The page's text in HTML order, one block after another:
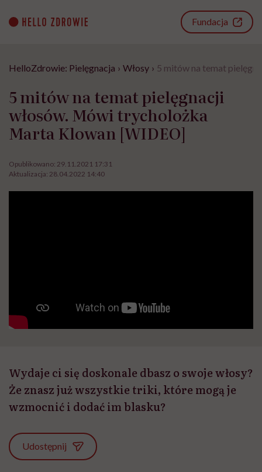
content
Fundacja
HelloZdrowie: Pielęgnacja › Włosy › 5 mitów na temat
5 mitów na temat pielęgnacji
włosów. Mówi trycholożka
Marta Klowan [WIDEO]
Opublikowano: 29.11.2021 17:31
Aktualizacja: 28.04.2022 14:40
Wydaje ci się doskonale dbasz o swoje włosy?
Że znasz już wszystkie triki, które mogą je
wzmocnić i dodać im blasku?
Udostępnij